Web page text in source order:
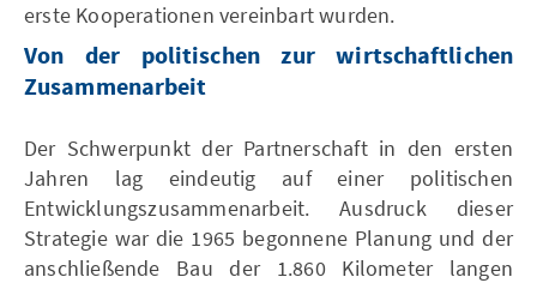
erste Kooperationen vereinbart wurden.
Von der politischen zur wirtschaftlichen
Zusammenarbeit
Der Schwerpunkt der Partnerschaft in den ersten
Jahren lag eindeutig auf einer politischen
Entwicklungszusammenarbeit. Ausdruck dieser
Strategie war die 1965 begonnene Planung und der
anschließende Bau der 1.860 Kilometer langen